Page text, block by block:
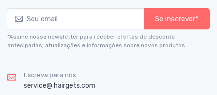
Se inscrever*
*Assine nossa newsletter para receber ofertas de desconto
antecipadas, atualizações e informações sobre novos produtos.
Escreva para nós
service@ hairgets.com